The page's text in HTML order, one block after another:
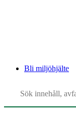
Bli miljöhjälte